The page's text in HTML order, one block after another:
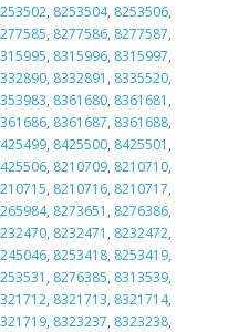
, 8253504, 8253506,
, 8277586, 8277587,
, 8315996, 8315997,
, 8332891 , 8335520,
, 8361680, 8361681 ,
, 8361687, 8361688,
, 8425500, 8425501 ,
, 8210709, 8210710,
, 8210716, 8210717,
, 8273651 , 8276386,
, 8232471 , 8232472,
, 8253418, 8253419,
, 8276385, 8313539,
, 8321713, 8321714,
, 8323237, 8323238,